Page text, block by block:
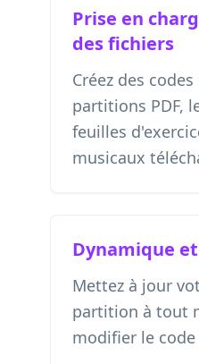
Prise en
des fichiers
Créez des
partitions PDF,
feuilles
musicaux
Dynamique
Mettez à jour
partition à tout
modifier le